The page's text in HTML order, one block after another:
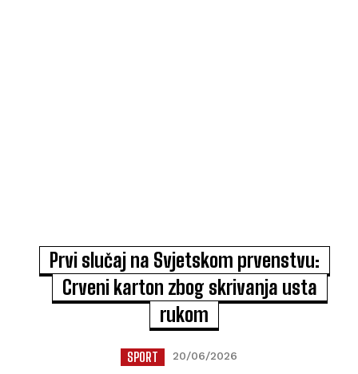
Prvi slučaj na Svjetskom prvenstvu:
Crveni karton zbog skrivanja usta
rukom
SPORT 20/06/2026